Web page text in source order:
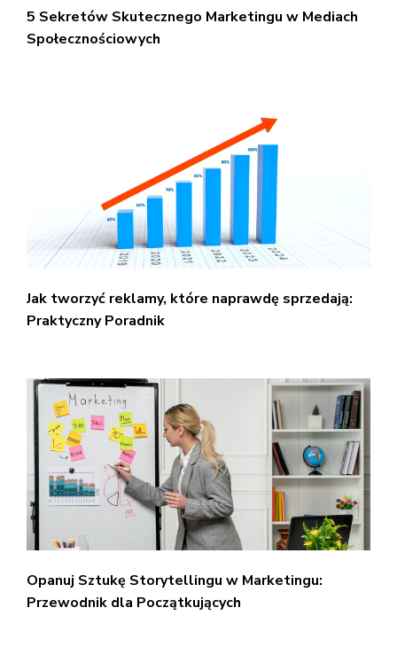
5 Sekretów Skutecznego Marketingu w Mediach
Społecznościowych
Jak tworzyć reklamy, które naprawdę sprzedają:
Praktyczny Poradnik
Opanuj Sztukę Storytellingu w Marketingu:
Przewodnik dla Początkujących